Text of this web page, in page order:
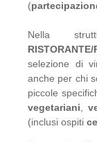
(
Nella
RISTORANTE/
selezione di
anche per chi
piccole
vegetariani ,
(inclusi ospiti